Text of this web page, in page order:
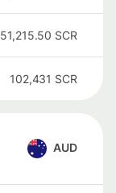
51,215.50 SCR
102,431 SCR
AUD